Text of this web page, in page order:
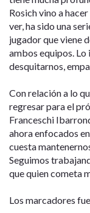
Rosich vino a
ver, ha sido una
jugador que viene
ambos equipos.
desquitarnos,
Con relación a lo
regresar para el
Franceschi
ahora enfocados
cuesta
Seguimos
que quien cometa
Los marcadores